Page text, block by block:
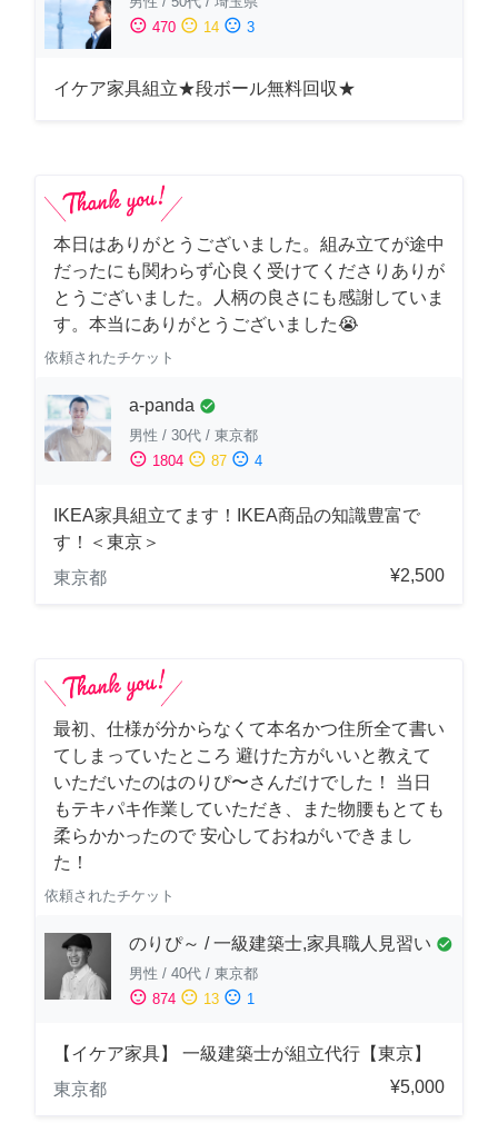
sentiment_satisfied 470 sentiment_neutral 14 sentiment_dissatisfied 3
イケア家具組立★段ボール無料回収★
本日はありがとうございました。組み立てが途中
だったにも関わらず心良く受けてくださりありが
とうございました。人柄の良さにも感謝していま
す。本当にありがとうございました😭
依頼されたチケット
a-panda check_circle
男性 / 30代 / 東京都
sentiment_satisfied 1804 sentiment_neutral 87 sentiment_dissatisfied 4
IKEA家具組立てます！IKEA商品の知識豊富で
す！＜東京＞
東京都
¥2,500
最初、仕様が分からなくて本名かつ住所全て書い
てしまっていたところ 避けた方がいいと教えて
いただいたのはのりぴ〜さんだけでした！ 当日
もテキパキ作業していただき、また物腰もとても
柔らかかったので 安心しておねがいできまし
た！
依頼されたチケット
のりぴ～ / 一級建築士,家具職人見習い check_circle
男性 / 40代 / 東京都
sentiment_satisfied 874 sentiment_neutral 13 sentiment_dissatisfied 1
【イケア家具】 一級建築士が組立代行【東京】
東京都
¥5,000